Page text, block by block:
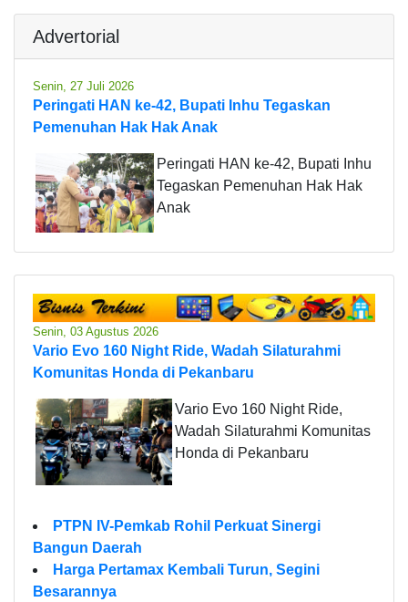
Advertorial
Senin, 27 Juli 2026
Peringati HAN ke-42, Bupati Inhu Tegaskan
Pemenuhan Hak Hak Anak
Peringati HAN ke-42, Bupati Inhu
Tegaskan Pemenuhan Hak Hak
Anak
Senin, 03 Agustus 2026
Vario Evo 160 Night Ride, Wadah Silaturahmi
Komunitas Honda di Pekanbaru
Vario Evo 160 Night Ride,
Wadah Silaturahmi Komunitas
Honda di Pekanbaru
PTPN IV-Pemkab Rohil Perkuat Sinergi
Bangun Daerah
Harga Pertamax Kembali Turun, Segini
Besarannya